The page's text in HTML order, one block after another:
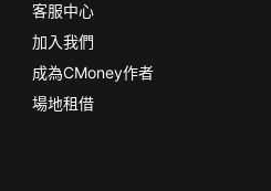
客服中心
加入我們
成為CMoney作者
場地租借